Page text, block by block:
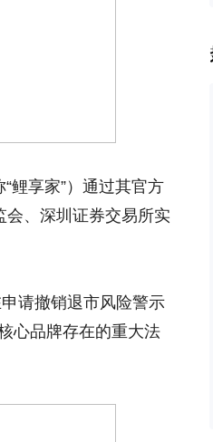
鲤享家”）通过其官方
、深圳证券交易所实
请撤销退市风险警示
心品牌存在的重大法